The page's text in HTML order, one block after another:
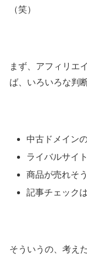
（笑）
まず、アフィリエ
ば、いろいろな判
中古ドメイン
ライバルサイ
商品が売れそ
記事チェック
そういうの、考え